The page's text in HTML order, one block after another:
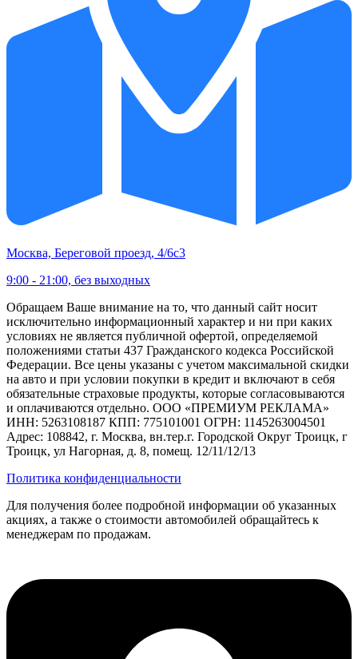
Москва, Береговой проезд, 4/6с3
9:00 - 21:00, без выходных
Обращаем Ваше внимание на то, что данный сайт носит
исключительно информационный характер и ни при каких
условиях не является публичной офертой, определяемой
положениями статьи 437 Гражданского кодекса Российской
Федерации. Все цены указаны с учетом максимальной скидки
на авто и при условии покупки в кредит и включают в себя
обязательные страховые продукты, которые согласовываются
и оплачиваются отдельно. ООО «ПРЕМИУМ РЕКЛАМА»
ИНН: 5263108187 КПП: 775101001 ОГРН: 1145263004501
Адрес: 108842, г. Москва, вн.тер.г. Городской Округ Троицк, г
Троицк, ул Нагорная, д. 8, помещ. 12/11/12/13
Политика конфиденциальности
Для получения более подробной информации об указанных
акциях, а также о стоимости автомобилей обращайтесь к
менеджерам по продажам.